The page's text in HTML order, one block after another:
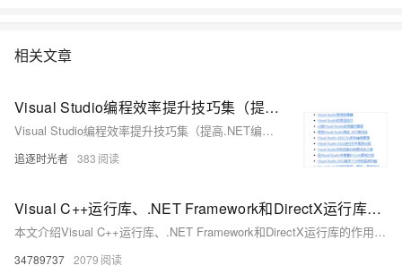
相关文章
Visual Studio编程效率提升技巧集（提高.NET编程效率）
Visual Studio编程效率提升技巧集（提高.NET编程效率）
追逐时光者 383
Visual C++运行库、.NET Framework和DirectX运行库的作用及常见问题解决方案，涵盖MSVCP140.dll丢失、0xc000007b错误等典型故障的修复方法
本文介绍Visual C++运行库、.NET Framework和DirectX运行库的作用及常见问题解决方案，涵盖MSVCP140.dll丢失、0xc000007b错误等典型故障的修复方法，提供官方下载链接与系统修复工具使用指南。
34789737 2079